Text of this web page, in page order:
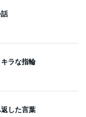
ラな指輪
した言葉